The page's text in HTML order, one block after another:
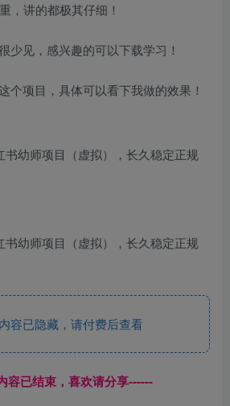
，讲的都极其仔细！
少见，感兴趣的可以下载学习！
个项目，具体可以看下我做的效果！
容已隐藏，请付费后查看
容已结束，喜欢请分享------